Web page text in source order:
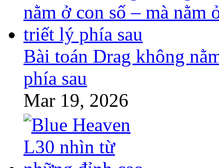
Bài toán Drag không
phía sau
Mar 19, 2026